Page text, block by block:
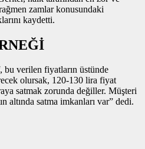
zamlar konusundaki
kaydetti.
verilen fiyatların üstünde
olursak, 120-130 lira fiyat
satmak zorunda değiller. Müşteri
altında satma imkanları var” dedi.